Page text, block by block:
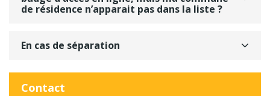
de résidence n’apparait pas dans la liste ?
En cas de séparation
Contact